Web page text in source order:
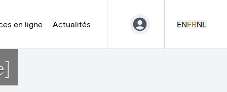
en ligne Actualités ENFRNL